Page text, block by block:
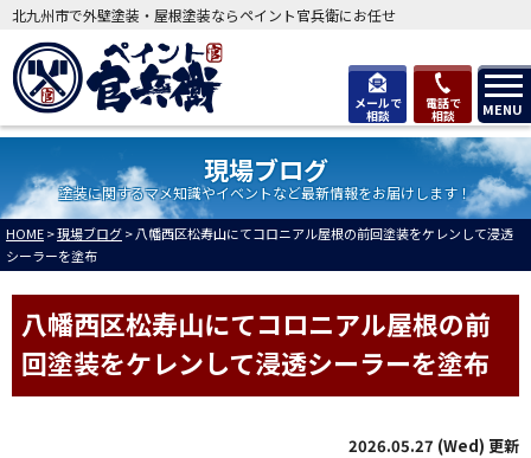
メールで
相談
電話で
相談 MENU
北九州市で外壁塗装・屋根塗装ならペイント官兵衛にお任せ
現場ブログ
塗装に関するマメ知識やイベントなど最新情報をお届けします！
HOME>現場ブログ>八幡西区松寿山にてコロニアル屋根の前回塗装をケレンして浸透
シーラーを塗布
八幡西区松寿山にてコロニアル屋根の前
回塗装をケレンして浸透シーラーを塗布
2026.05.27 (Wed) 更新